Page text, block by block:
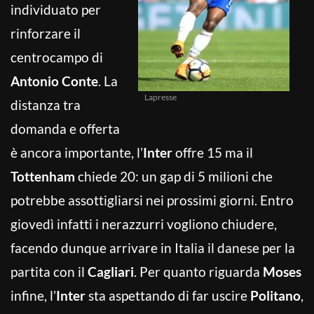
Lapresse
individuato per
rinforzare il
centrocampo di
Antonio Conte. La
distanza tra
domanda e offerta
è ancora importante, l’Interoffre 15 ma il
Tottenham chiede 20: un gap di 5 milioni che
potrebbe assottigliarsi nei prossimi giorni. Entro
giovedì infatti i nerazzurri vogliono chiudere,
facendo dunque arrivare in Italia il danese per la
partita con il Cagliari. Per quanto riguarda Moses
infine, l’Intersta aspettando di far uscire Politano,